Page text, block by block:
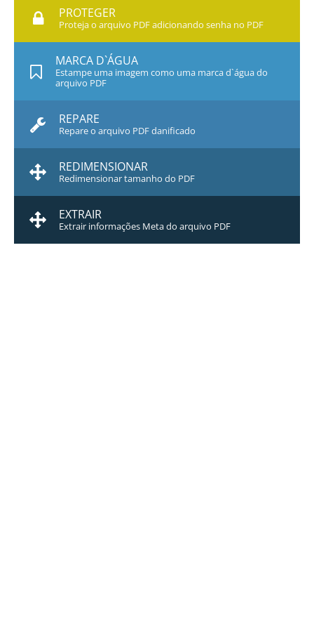
PROTEGER
Proteja o arquivo PDF adicionando senha no PDF
MARCA D`ÁGUA
Estampe uma imagem como uma marca d`água do
arquivo PDF
REPARE
Repare o arquivo PDF danificado
REDIMENSIONAR
Redimensionar tamanho do PDF
EXTRAIR
Extrair informações Meta do arquivo PDF